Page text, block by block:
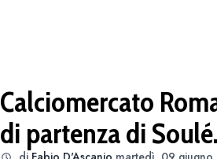
Calciomercato
di partenza di